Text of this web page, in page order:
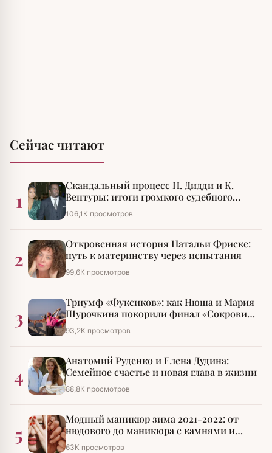
Сейчас читают
1
Скандальный процесс П. Дидди и К.
Вентуры: итоги громкого судебного
разбирательства
106,1К просмотров
2
Откровенная история Натальи Фриске:
путь к материнству через испытания
99,6К просмотров
3
Триумф «Фуксиков»: как Нюша и Мария
Шурочкина покорили финал «Сокровищ
императора»
93,2К просмотров
4
Анатомий Руденко и Елена Дудина:
Семейное счастье и новая глава в жизни
88,8К просмотров
5
Модный маникюр зима 2021-2022: от
нюдового до маникюра с камнями и
стразами
63К просмотров